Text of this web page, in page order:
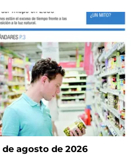
de agosto de 2026